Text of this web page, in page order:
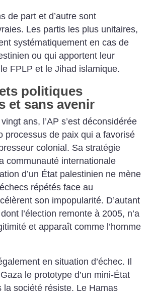
de part et d’autre sont
Les partis les plus unitaires,
systématiquement en cas de
ou qui apportent leur
FPLP et le Jihad islamique.
politiques
et sans avenir
ans, l’AP s’est déconsidérée
processus de paix qui a favorisé
colonial. Sa stratégie
communauté internationale
d’un État palestinien ne mène
répétés face au
son impopularité. D’autant
l’élection remonte à 2005, n’a
et apparaît comme l’homme
en situation d’échec. Il
le prototype d’un mini-État
la société résiste. Le Hamas